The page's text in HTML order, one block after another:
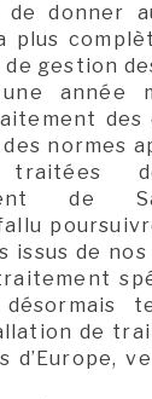
de donner
plus
gestion
année
des
normes
traitées
de
issus de
de
d’Europe,